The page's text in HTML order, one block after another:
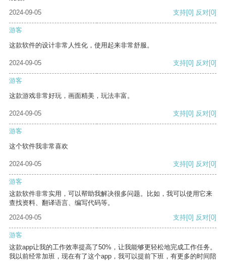
2024-09-05
支持[0] 反对[0]
游客
这款软件的设计非常人性化，使用起来非常舒服。
2024-09-05 支持[0] 反对[0]
游客
这款游戏非常好玩，画面精美，玩法丰富。
2024-09-05 支持[0] 反对[0]
游客
这个软件我非常喜欢
2024-09-05 支持[0] 反对[0]
游客
这款软件非常实用，可以帮助我解决很多问题。比如，我可以使用它来
查找资料、翻译语言、编写代码等。
2024-09-05
支持[0] 反对[0]
游客
这款app让我的工作效率提高了50%，让我能够更轻松地完成工作任务。
我以前经常加班，现在有了这个app，我可以提前下班，有更多的时间陪